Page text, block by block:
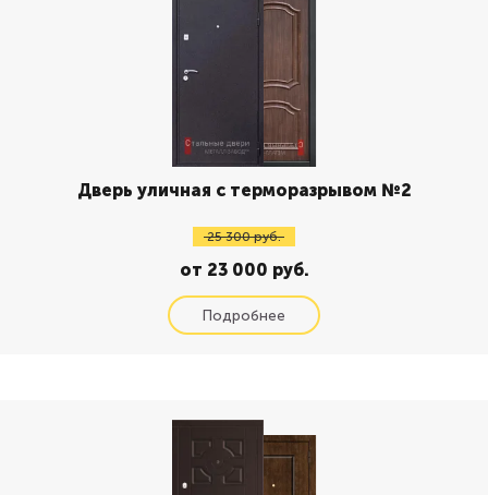
Дверь уличная с терморазрывом №2
25 300 руб.
от 23 000 руб.